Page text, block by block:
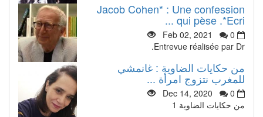
Jacob Cohen* : Une confession
qui pèse .*Ecri ...
Feb 02, 2021
0
Entrevue réalisée par Dr.
من حكايات الضاوية : غانمشي
للمغرب نتزوج امرأة ...
Dec 14, 2020
0
من حكايات الضاوية 1